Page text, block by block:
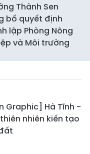
Thành Sen
bố quyết định
lập Phòng Nông
và Môi trường
Graphic] Hà Tĩnh -
nhiên kiến tạo